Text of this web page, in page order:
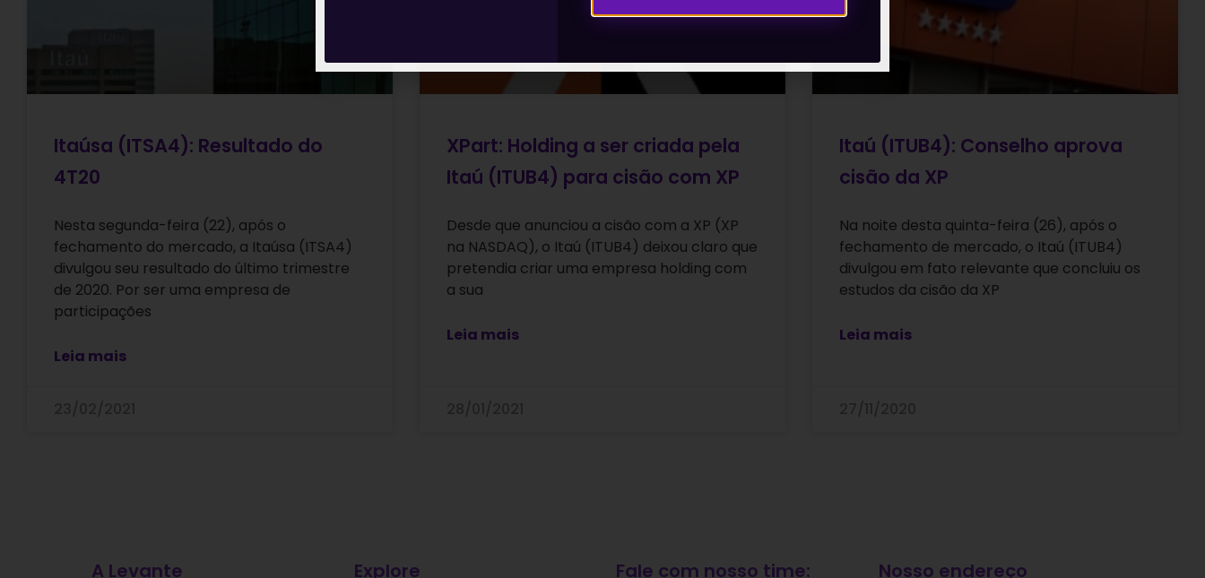
Itaúsa (ITSA4): Resultado do
4T20
Nesta segunda-feira (22), após o
fechamento do mercado, a Itaúsa (ITSA4)
divulgou seu resultado do último trimestre
de 2020. Por ser uma empresa de
participações
Leia mais
XPart: Holding a ser criada pela
Itaú (ITUB4) para cisão com XP
Desde que anunciou a cisão com a XP (XP
na NASDAQ), o Itaú (ITUB4) deixou claro que
pretendia criar uma empresa holding com
a sua
Leia mais
Itaú (ITUB4): Conselho aprova
cisão da XP
Na noite desta quinta-feira (26), após o
fechamento de mercado, o Itaú (ITUB4)
divulgou em fato relevante que concluiu os
estudos da cisão da XP
Leia mais
A Levante Explore Fale com nosso time: Nosso endereço